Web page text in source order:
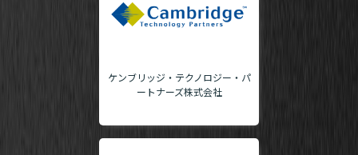
ケンブリッジ・テクノロジー・パ
ートナーズ株式会社